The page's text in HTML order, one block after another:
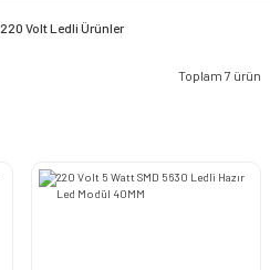
220 Volt Ledli Ürünler
Toplam 7 ürün